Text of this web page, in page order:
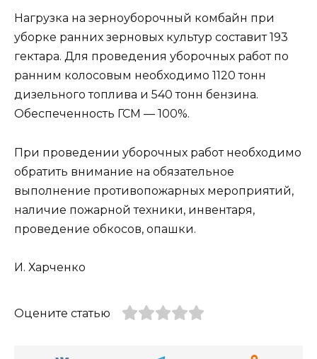
Нагрузка на зерноуборочный комбайн при
уборке ранних зерновых культур составит 193
гектара. Для проведения уборочных работ по
ранним колосовым необходимо 1120 тонн
дизельного топлива и 540 тонн бензина.
Обеспеченность ГСМ — 100%.
При проведении уборочных работ необходимо
обратить внимание на обязательное
выполнение противопожарных мероприятий,
наличие пожарной техники, инвентаря,
проведение обкосов, опашки.
И. Харченко
Оцените статью